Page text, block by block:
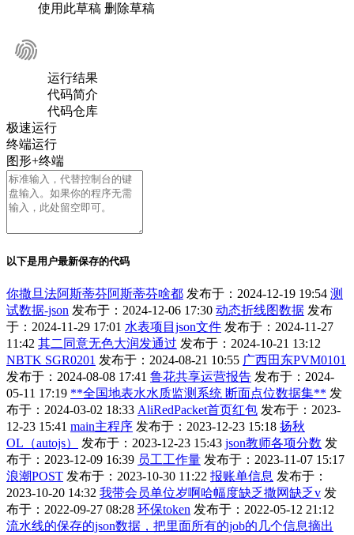
使用此草稿 删除草稿
运行结果
代码简介
代码仓库
极速运行
终端运行
图形+终端
以下是用户最新保存的代码
你撒旦法阿斯蒂芬阿斯蒂芬啥都 发布于：2024-12-19 19:54 测
试数据-json 发布于：2024-12-06 17:30 动态折线图数据 发布
于：2024-11-29 17:01 水表项目json文件 发布于：2024-11-27
11:42 其二同意无色大润发通过 发布于：2024-10-21 13:12
NBTK SGR0201 发布于：2024-08-21 10:55 广西田东PVM0101
发布于：2024-08-08 17:41 鲁花共享运营报告 发布于：2024-
05-11 17:19 **全国地表水水质监测系统 断面点位数据集** 发
布于：2024-03-02 18:33 AliRedPacket首页红包 发布于：2023-
12-23 15:41 main主程序 发布于：2023-12-23 15:18 扬秋
OL（autojs）
发布于：2023-12-23 15:43 json教师各项分数 发
布于：2023-12-09 16:39 员工工作量 发布于：2023-11-07 15:17
浪潮POST 发布于：2023-10-30 11:22 报账单信息 发布于：
2023-10-20 14:32 我带会员单位岁啊哈幅度缺乏撒网缺乏v 发
布于：2022-09-27 08:28 环保token 发布于：2022-05-12 21:12
流水线的保存的json数据，把里面所有的job的几个信息摘出